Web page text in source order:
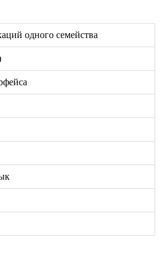
одного семейства